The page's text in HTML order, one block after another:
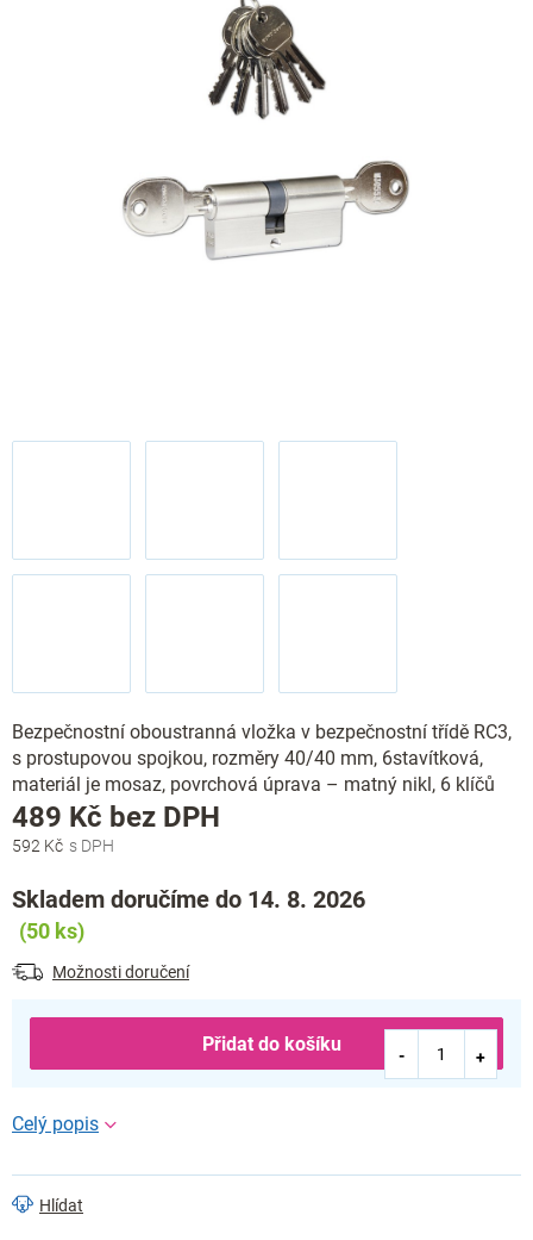
Bezpečnostní oboustranná vložka v bezpečnostní třídě RC3,
s prostupovou spojkou, rozměry 40/40 mm, 6stavítková,
materiál je mosaz, povrchová úprava – matný nikl, 6 klíčů
592 Kč
489 Kč bez DPH
Skladem doručíme do 14. 8. 2026
(50 ks)
Možnosti doručení
Přidat do košíku
Hlídat